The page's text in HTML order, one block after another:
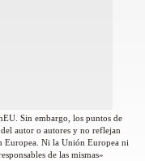
Sin embargo, los puntos de
autor o autores y no reflejan
Europea. Ni la Unión Europea ni
de las mismas»